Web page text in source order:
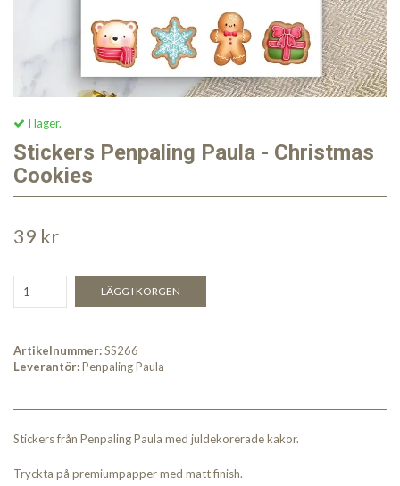
I lager.
Stickers Penpaling Paula - Christmas
Cookies
39 kr
LÄGG I KORGEN
Artikelnummer:SS266
Leverantör:Penpaling Paula
Stickers från Penpaling Paula med juldekorerade kakor.
Tryckta på premiumpapper med matt finish.